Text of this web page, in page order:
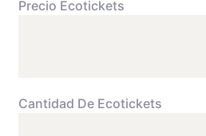
Precio Ecotickets
Cantidad De Ecotickets